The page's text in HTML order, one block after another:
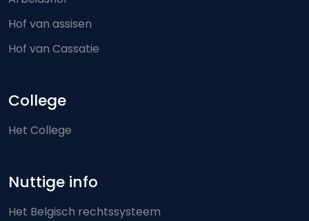
Hof van assisen
Hof van Cassatie
College
Het College
Nuttige info
Het Belgisch rechtssysteem